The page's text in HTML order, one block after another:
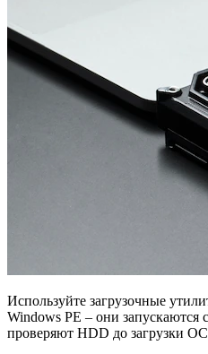
Используйте загрузочные
Windows PE – они запускаются
проверяют HDD до загрузки